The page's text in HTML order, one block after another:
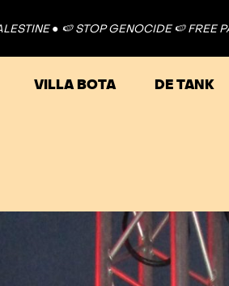
🍉 STOP GENOCIDE 🍉 FREE PALESTINE ●
VILLA BOTA DE TANK